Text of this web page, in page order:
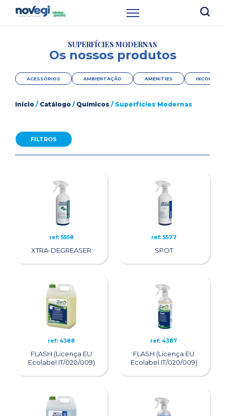
SUPERFÍCIES MODERNAS
Os nossos produtos
ACESSÓRIOS AMBIENTAÇÃO AMENITIES
Início / Catálogo / Químicos / Superfícies Modernas
FILTROS
ref: 5558
XTRA-DEGREASER
ref: 5577
SPOT
ref: 4388
FLASH (Licença EU
Ecolabel IT/020/009)
ref: 4387
FLASH (Licença EU
Ecolabel IT/020/009)